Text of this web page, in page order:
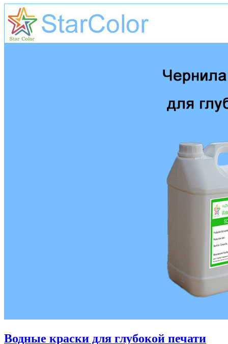
Водные краски для глубокой печати